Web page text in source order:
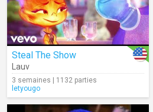
Steal The Show
Lauv
3 semaines | 1132 parties
letyougo